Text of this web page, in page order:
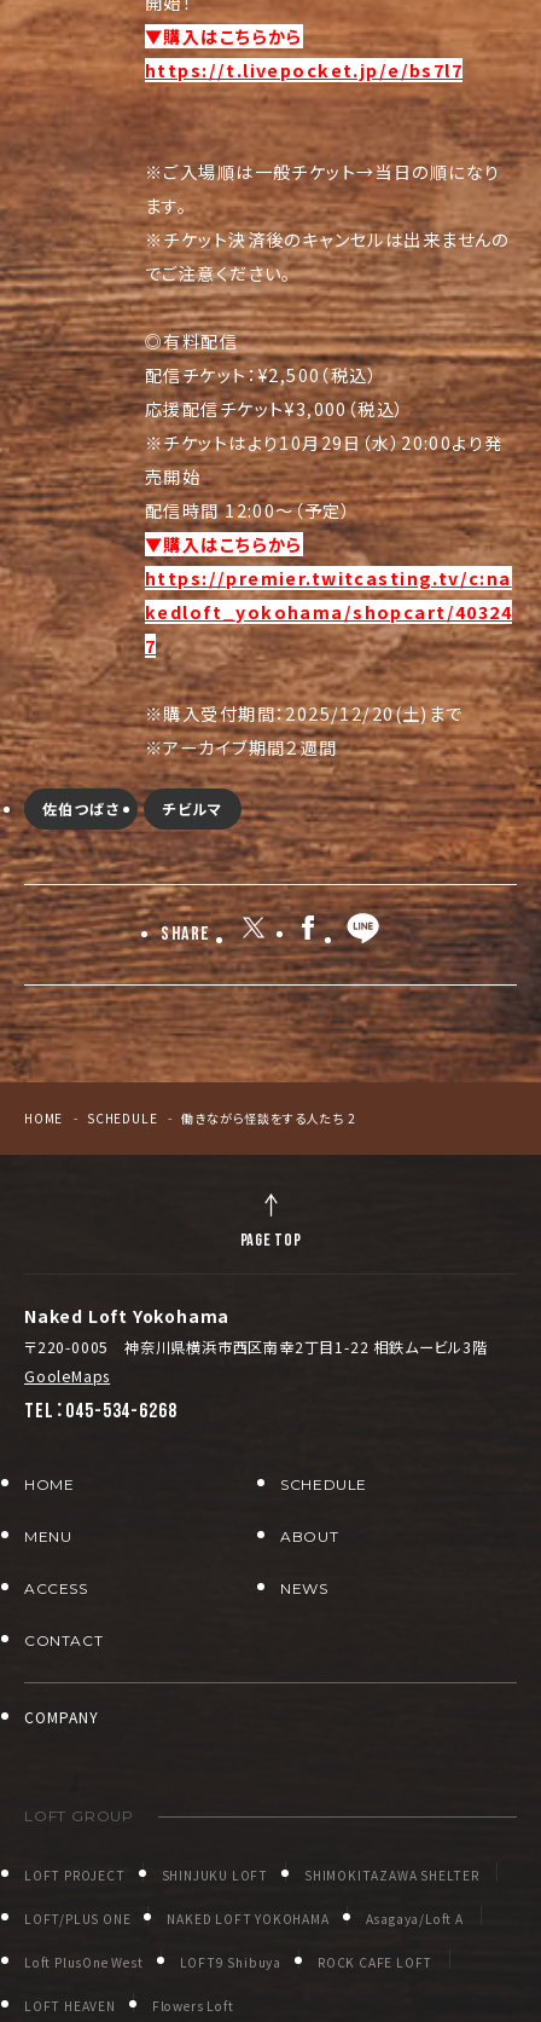
▼購入はこちらから
https://t.livepocket.jp/e/bs7l7
※ご入場順は一般チケット→当日の順になり
ます。
※チケット決済後のキャンセルは出来ませんの
でご注意ください。
◎有料配信
配信チケット：¥2,500（税込）
応援配信チケット¥3,000（税込）
※チケットはより10月29日（水）20:00より発
売開始
配信時間 12:00～（予定）
▼購入はこちらから
https://premier.twitcasting.tv/c:na
kedloft_yokohama/shopcart/40324
7
※購入受付期間：2025/12/20(土)まで
※アーカイブ期間２週間
佐伯つばさ チビルマ
Share
HOME SCHEDULE 働きながら怪談をする人たち 2
Naked Loft Yokohama
〒220-0005 神奈川県横浜市西区南幸2丁目1-22 相鉄ムービル3階
GooleMaps
TEL：045-534-6268
HOME SCHEDULE
MENU ABOUT
ACCESS NEWS
CONTACT
COMPANY
LOFT GROUP
LOFT PROJECT SHINJUKU LOFT SHIMOKITAZAWA SHELTER
LOFT/PLUS ONE NAKED LOFT YOKOHAMA Asagaya/Loft A
Loft PlusOne West LOFT9 Shibuya ROCK CAFE LOFT
LOFT HEAVEN Flowers Loft
PAGE TOP